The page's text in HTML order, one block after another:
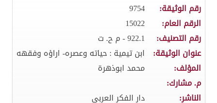
رقم الوثيقة:
9754
الرقم العام:
15022
رقم التصنيف:
922.1 - م ح. ت
عنوان الوثيقة:
ابن تيمية : حياته وعصره- اراؤه وفقهه
المؤلف:
محمد ابوذهرة
م. مشارك:
الناشر:
دار الفكر العربي